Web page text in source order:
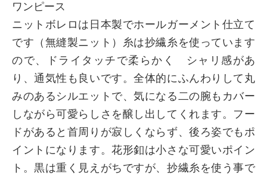
ワンピース
ニットボレロは日本製でホールガーメント仕立て
です（無縫製ニット）糸は抄繊糸を使っています
ので、ドライタッチで柔らかく シャリ感があ
り、通気性も良いです。全体的にふんわりして丸
みのあるシルエットで、気になる二の腕もカバー
しながら可愛らしさを醸し出してくれます。フー
ドがあると首周りが寂しくならず、後ろ姿でもポ
イントになります。花形釦は小さな可愛いポイン
ト。黒は重く見えがちですが、抄繊糸を使う事で